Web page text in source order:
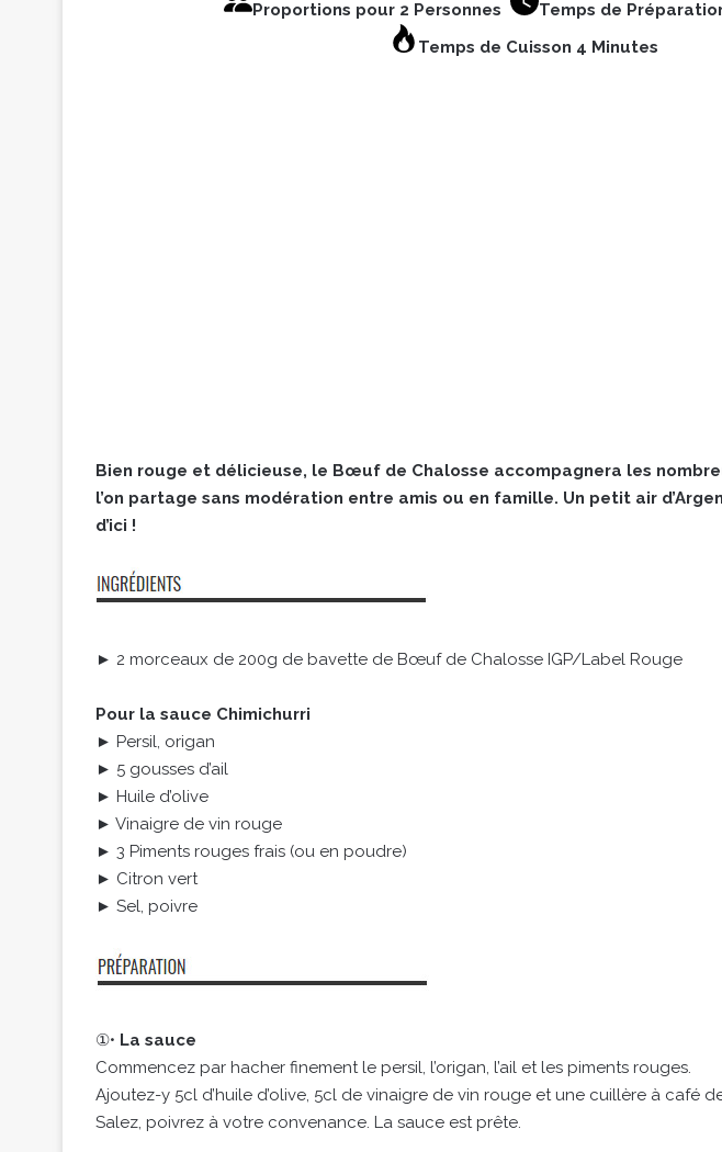
Proportions pour 2 Personnes
Temps de
Temps de Cuisson 4 Minutes
Bien rouge et délicieuse, le Bœuf de Chalosse accompagnera les
l’on partage sans modération entre amis ou en famille. Un petit air
d’ici !
► 2 morceaux de 200g de bavette de Bœuf de Chalosse IGP/Label Rouge
Pour la sauce Chimichurri
► Persil, origan
► 5 gousses d’ail
► Huile d’olive
► Vinaigre de vin rouge
► 3 Piments rouges frais (ou en poudre)
► Citron vert
► Sel, poivre
①• La sauce
Commencez par hacher finement le persil, l’origan, l’ail et les piments rouges.
Ajoutez-y 5cl d’huile d’olive, 5cl de vinaigre de vin rouge et une cuillère à café
Salez, poivrez à votre convenance. La sauce est prête.